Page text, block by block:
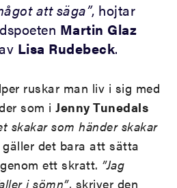
att säga”, hojtar
Martin Glaz
Lisa Rudebeck.
ruskar man liv i sig med
som iJenny Tunedals
skakar som händer skakar
det bara att sätta
ett skratt. ”Jag
i sömn”, skriver den